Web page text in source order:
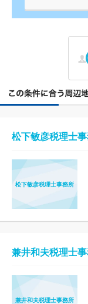
松下敏彦税理士
松下敏彦税理士事務所
兼井和夫税理士
兼井和夫税理士事務所